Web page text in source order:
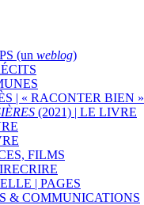
(un weblog)
| « RACONTER BIEN »
(2021) | LE LIVRE
FILMS
| PAGES
& COMMUNICATIONS